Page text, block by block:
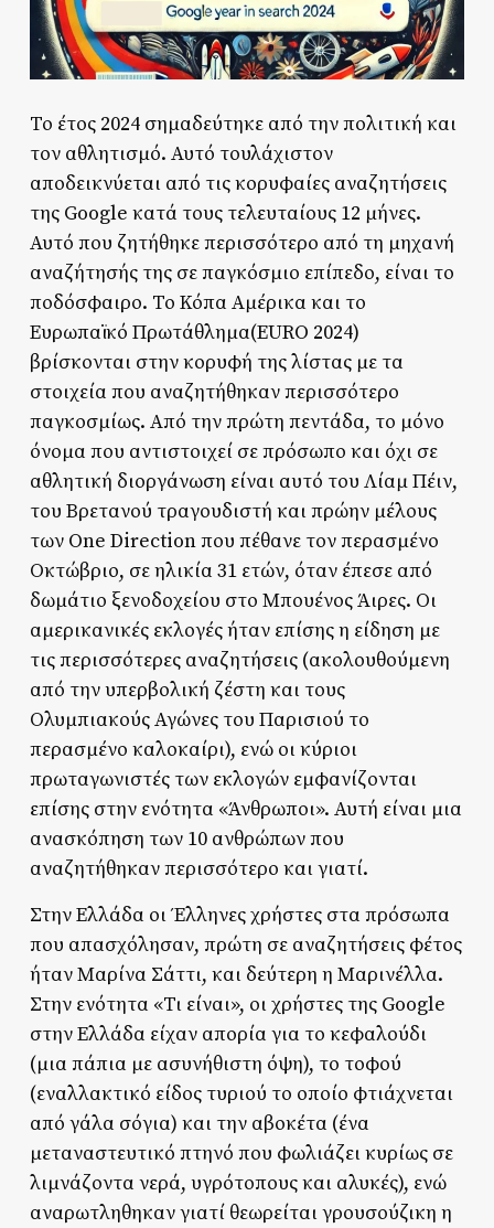
Το έτος 2024 σημαδεύτηκε από την πολιτική και
τον αθλητισμό. Αυτό τουλάχιστον
αποδεικνύεται από τις κορυφαίες αναζητήσεις
της Google κατά τους τελευταίους 12 μήνες.
Αυτό που ζητήθηκε περισσότερο από τη μηχανή
αναζήτησής της σε παγκόσμιο επίπεδο, είναι το
ποδόσφαιρο. Το Κόπα Αμέρικα και το
Ευρωπαϊκό Πρωτάθλημα(EURO 2024)
βρίσκονται στην κορυφή της λίστας με τα
στοιχεία που αναζητήθηκαν περισσότερο
παγκοσμίως. Από την πρώτη πεντάδα, το μόνο
όνομα που αντιστοιχεί σε πρόσωπο και όχι σε
αθλητική διοργάνωση είναι αυτό του Λίαμ Πέιν,
του Βρετανού τραγουδιστή και πρώην μέλους
των One Direction που πέθανε τον περασμένο
Οκτώβριο, σε ηλικία 31 ετών, όταν έπεσε από
δωμάτιο ξενοδοχείου στο Μπουένος Άιρες. Οι
αμερικανικές εκλογές ήταν επίσης η είδηση με
τις περισσότερες αναζητήσεις (ακολουθούμενη
από την υπερβολική ζέστη και τους
Ολυμπιακούς Αγώνες του Παρισιού το
περασμένο καλοκαίρι), ενώ οι κύριοι
πρωταγωνιστές των εκλογών εμφανίζονται
επίσης στην ενότητα «Άνθρωποι». Αυτή είναι μια
ανασκόπηση των 10 ανθρώπων που
αναζητήθηκαν περισσότερο και γιατί.
Στην Ελλάδα οι Έλληνες χρήστες στα πρόσωπα
που απασχόλησαν, πρώτη σε αναζητήσεις φέτος
ήταν Μαρίνα Σάττι, και δεύτερη η Μαρινέλλα.
Στην ενότητα «Τι είναι», οι χρήστες της Google
στην Ελλάδα είχαν απορία για το κεφαλούδι
(μια πάπια με ασυνήθιστη όψη), το τοφού
(εναλλακτικό είδος τυριού το οποίο φτιάχνεται
από γάλα σόγια) και την αβοκέτα (ένα
μεταναστευτικό πτηνό που φωλιάζει κυρίως σε
λιμνάζοντα νερά, υγρότοπους και αλυκές), ενώ
αναρωτληθηκαν γιατί θεωρείται γρουσούζικη η